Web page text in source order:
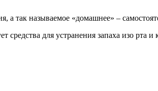
а так называемое «домашнее» –
для устранения запаха изо рта и